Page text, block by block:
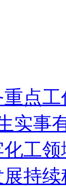
点
实事
工
持